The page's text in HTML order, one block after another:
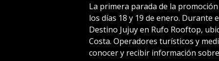
La primera parada de la
los días 18 y 19 de enero. Durante
Destino Jujuy en Rufo Rooftop,
Costa. Operadores turísticos y
conocer y recibir información